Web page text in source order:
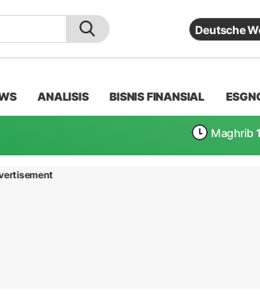
Deutsche
ANALISIS BISNIS FINANSIAL
Maghrib